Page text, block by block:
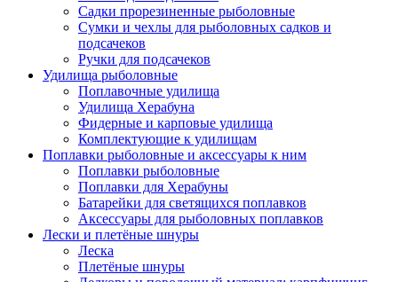
Садки прорезиненные рыболовные
Сумки и чехлы для рыболовных садков и
подсачеков
Ручки для подсачеков
Удилища рыболовные
Поплавочные удилища
Удилища Херабуна
Фидерные и карповые удилища
Комплектующие к удилищам
Поплавки рыболовные и аксессуары к ним
Поплавки рыболовные
Поплавки для Херабуны
Батарейки для светящихся поплавков
Аксессуары для рыболовных поплавков
Лески и плетёные шнуры
Леска
Плетёные шнуры